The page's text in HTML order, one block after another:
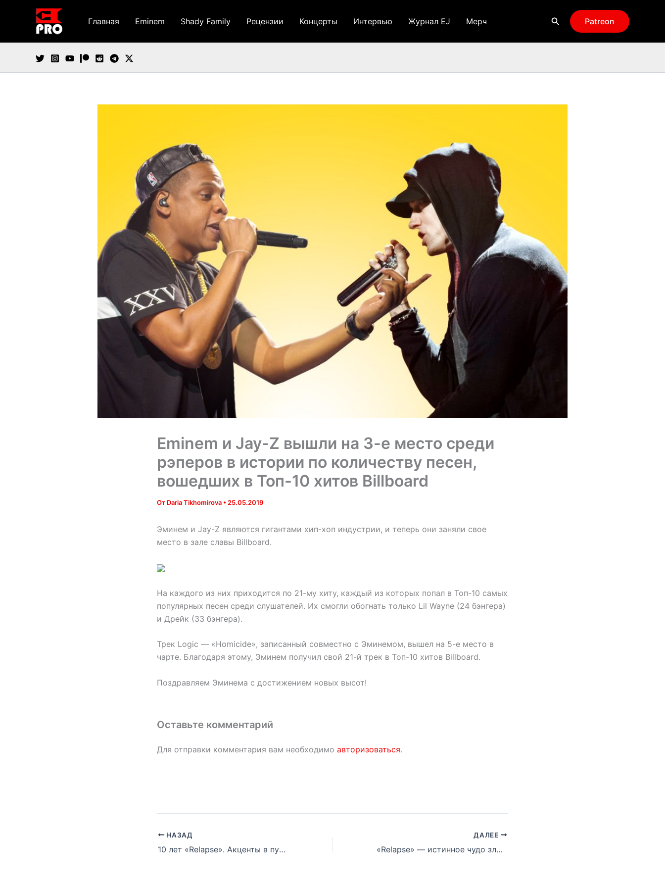
содержимому
Главная Eminem Shady Family Рецензии Концерты Интервью Журнал EJ Мерч Поиск Patreon
Eminem и Jay-Z вышли на 3-е место среди
рэперов в истории по количеству песен,
вошедших в Топ-10 хитов Billboard
От Daria Tikhomirova • 25.05.2019
Эминем и Jay-Z являются гигантами хип-хоп индустрии, и теперь они заняли свое
место в зале славы Billboard.
На каждого из них приходится по 21-му хиту, каждый из которых попал в Топ-10 самых
популярных песен среди слушателей. Их смогли обогнать только Lil Wayne (24 бэнгера)
и Дрейк (33 бэнгера).
Трек Logic — «Homicide», записанный совместно с Эминемом, вышел на 5-е место в
чарте. Благодаря этому, Эминем получил свой 21-й трек в Топ-10 хитов Billboard.
Поздравляем Эминема с достижением новых высот!
Оставьте комментарий
Для отправки комментария вам необходимо авторизоваться.
НАЗАД
10 лет «Relapse». Акценты в пустоту? Eminem, ты серьезно?
ДАЛЕЕ
«Relapse» — истинное чудо зловещего возвращения Эминема в хип-хоп игру